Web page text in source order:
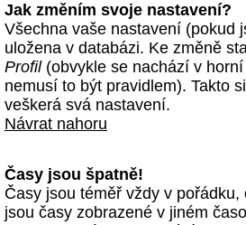
Jak změním svoje nastavení?
Všechna vaše nastavení (pokud
uložena v databázi. Ke změně
Profil(obvykle se nachází v
nemusí to být pravidlem). Takto
veškerá svá nastavení.
Návrat nahoru
Časy jsou špatně!
Časy jsou téměř vždy v
jsou časy zobrazené v jiném